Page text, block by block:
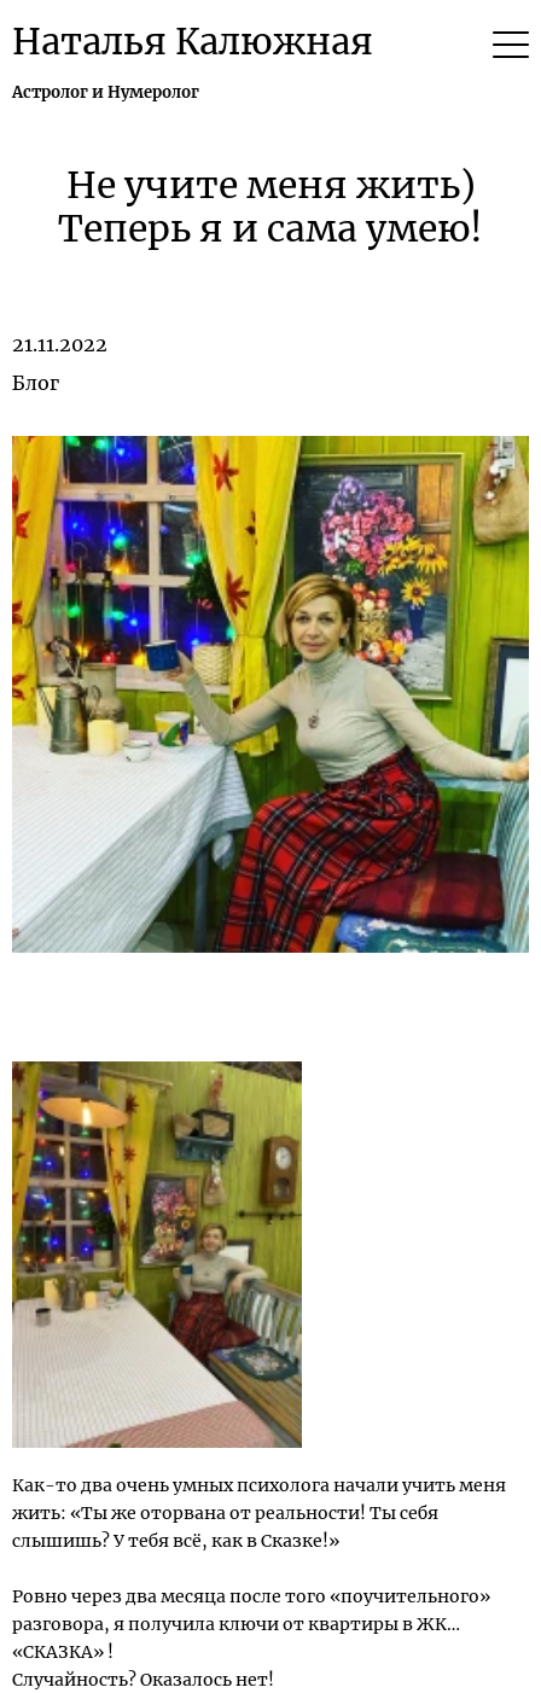
Наталья Калюжная
Астролог и Нумеролог
Не учите меня жить)
Теперь я и сама умею!
21.11.2022
Блог
Как-то два очень умных психолога начали учить меня
жить: «Ты же оторвана от реальности! Ты себя
слышишь? У тебя всё, как в Сказке!»
Ровно через два месяца после того «поучительного»
разговора, я получила ключи от квартиры в ЖК…
«СКАЗКА» !
Случайность? Оказалось нет!